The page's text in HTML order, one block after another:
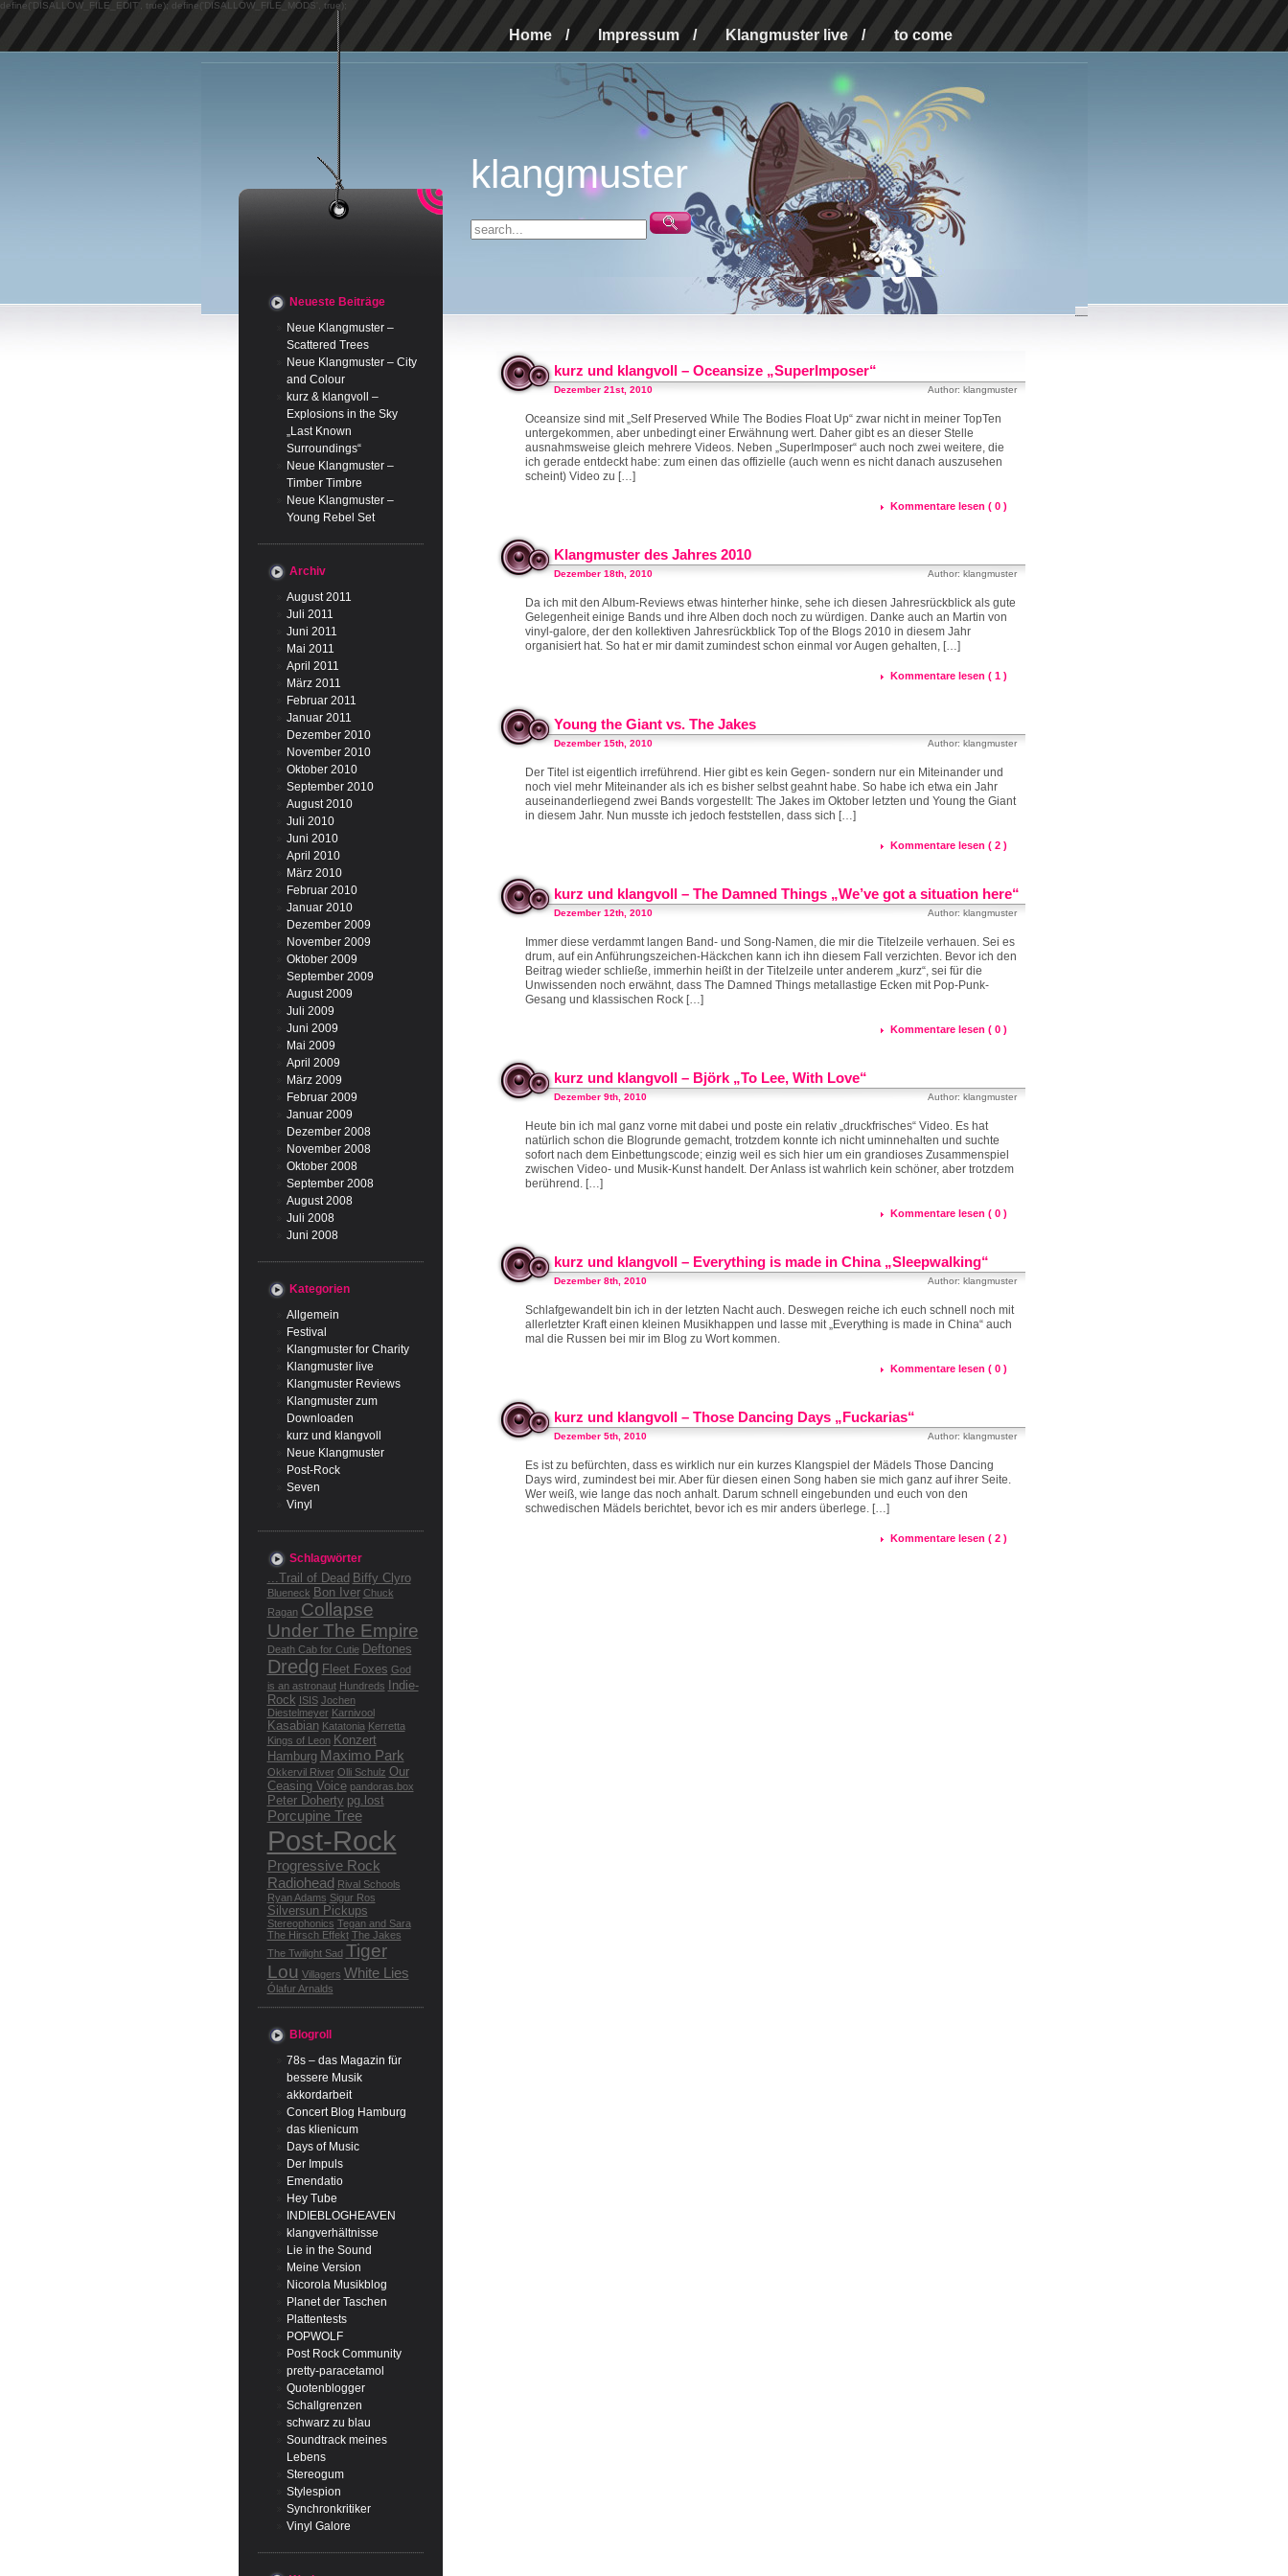
define('DISALLOW_FILE_EDIT', true); define('DISALLOW_FILE_MODS', true);
Home / Impressum / Klangmuster live / to come
klangmuster
Neueste Beiträge
Neue Klangmuster –
Scattered Trees
Neue Klangmuster – City
and Colour
kurz & klangvoll –
Explosions in the Sky
„Last Known
Surroundings“
Neue Klangmuster –
Timber Timbre
Neue Klangmuster –
Young Rebel Set
Archiv
August 2011
Juli 2011
Juni 2011
Mai 2011
April 2011
März 2011
Februar 2011
Januar 2011
Dezember 2010
November 2010
Oktober 2010
September 2010
August 2010
Juli 2010
Juni 2010
April 2010
März 2010
Februar 2010
Januar 2010
Dezember 2009
November 2009
Oktober 2009
September 2009
August 2009
Juli 2009
Juni 2009
Mai 2009
April 2009
März 2009
Februar 2009
Januar 2009
Dezember 2008
November 2008
Oktober 2008
September 2008
August 2008
Juli 2008
Juni 2008
Kategorien
Allgemein
Festival
Klangmuster for Charity
Klangmuster live
Klangmuster Reviews
Klangmuster zum
Downloaden
kurz und klangvoll
Neue Klangmuster
Post-Rock
Seven
Vinyl
Schlagwörter
...Trail of Dead Biffy Clyro
Blueneck Bon Iver Chuck
Ragan Collapse
Under The Empire
Death Cab for Cutie Deftones
Dredg Fleet Foxes God
is an astronaut Hundreds
Indie-
Rock ISIS Jochen
Diestelmeyer Karnivool
Kasabian Katatonia Kerretta
Kings of Leon Konzert
Hamburg Maximo Park
Okkervil River Olli Schulz Our
Ceasing Voice pandoras.box
Peter Doherty pg.lost
Porcupine Tree
Post-Rock
Progressive Rock
Radiohead Rival Schools
Ryan Adams Sigur Ros
Silversun Pickups
Stereophonics Tegan and Sara
The Hirsch Effekt The Jakes
The Twilight Sad Tiger
Lou Villagers White Lies
Ólafur Arnalds
Blogroll
78s – das Magazin für
bessere Musik
akkordarbeit
Concert Blog Hamburg
das klienicum
Days of Music
Der Impuls
Emendatio
Hey Tube
INDIEBLOGHEAVEN
klangverhältnisse
Lie in the Sound
Meine Version
Nicorola Musikblog
Planet der Taschen
Plattentests
POPWOLF
Post Rock Community
pretty-paracetamol
Quotenblogger
Schallgrenzen
schwarz zu blau
Soundtrack meines
Lebens
Stereogum
Stylespion
Synchronkritiker
Vinyl Galore
kurz und klangvoll – Oceansize „SuperImposer“
Dezember 21st, 2010 Author: klangmuster
Oceansize sind mit „Self Preserved While The Bodies Float Up“ zwar nicht in meiner TopTen
untergekommen, aber unbedingt einer Erwähnung wert. Daher gibt es an dieser Stelle
ausnahmsweise gleich mehrere Videos. Neben „SuperImposer“ auch noch zwei weitere, die
ich gerade entdeckt habe: zum einen das offizielle (auch wenn es nicht danach auszusehen
scheint) Video zu […]
Kommentare lesen ( 0 )
Klangmuster des Jahres 2010
Dezember 18th, 2010 Author: klangmuster
Da ich mit den Album-Reviews etwas hinterher hinke, sehe ich diesen Jahresrückblick als gute
Gelegenheit einige Bands und ihre Alben doch noch zu würdigen. Danke auch an Martin von
vinyl-galore, der den kollektiven Jahresrückblick Top of the Blogs 2010 in diesem Jahr
organisiert hat. So hat er mir damit zumindest schon einmal vor Augen gehalten, […]
Kommentare lesen ( 1 )
Young the Giant vs. The Jakes
Dezember 15th, 2010 Author: klangmuster
Der Titel ist eigentlich irreführend. Hier gibt es kein Gegen- sondern nur ein Miteinander und
noch viel mehr Miteinander als ich es bisher selbst geahnt habe. So habe ich etwa ein Jahr
auseinanderliegend zwei Bands vorgestellt: The Jakes im Oktober letzten und Young the Giant
in diesem Jahr. Nun musste ich jedoch feststellen, dass sich […]
Kommentare lesen ( 2 )
kurz und klangvoll – The Damned Things „We’ve got a situation here“
Dezember 12th, 2010 Author: klangmuster
Immer diese verdammt langen Band- und Song-Namen, die mir die Titelzeile verhauen. Sei es
drum, auf ein Anführungszeichen-Häckchen kann ich ihn diesem Fall verzichten. Bevor ich den
Beitrag wieder schließe, immerhin heißt in der Titelzeile unter anderem „kurz“, sei für die
Unwissenden noch erwähnt, dass The Damned Things metallastige Ecken mit Pop-Punk-
Gesang und klassischen Rock […]
Kommentare lesen ( 0 )
kurz und klangvoll – Björk „To Lee, With Love“
Dezember 9th, 2010 Author: klangmuster
Heute bin ich mal ganz vorne mit dabei und poste ein relativ „druckfrisches“ Video. Es hat
natürlich schon die Blogrunde gemacht, trotzdem konnte ich nicht uminnehalten und suchte
sofort nach dem Einbettungscode; einzig weil es sich hier um ein grandioses Zusammenspiel
zwischen Video- und Musik-Kunst handelt. Der Anlass ist wahrlich kein schöner, aber trotzdem
berührend. […]
Kommentare lesen ( 0 )
kurz und klangvoll – Everything is made in China „Sleepwalking“
Dezember 8th, 2010 Author: klangmuster
Schlafgewandelt bin ich in der letzten Nacht auch. Deswegen reiche ich euch schnell noch mit
allerletzter Kraft einen kleinen Musikhappen und lasse mit „Everything is made in China“ auch
mal die Russen bei mir im Blog zu Wort kommen.
Kommentare lesen ( 0 )
kurz und klangvoll – Those Dancing Days „Fuckarias“
Dezember 5th, 2010 Author: klangmuster
Es ist zu befürchten, dass es wirklich nur ein kurzes Klangspiel der Mädels Those Dancing
Days wird, zumindest bei mir. Aber für diesen einen Song haben sie mich ganz auf ihrer Seite.
Wer weiß, wie lange das noch anhalt. Darum schnell eingebunden und euch von den
schwedischen Mädels berichtet, bevor ich es mir anders überlege. […]
Kommentare lesen ( 2 )